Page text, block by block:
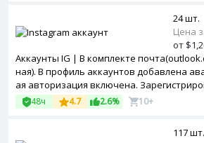
Аккаунты IG | В комплекте
ная). В профиль аккаунтов добавлена
ая авторизация включена.
48ч 4.7 2.6% 10+
24 шт.
Цена
от
117 шт.